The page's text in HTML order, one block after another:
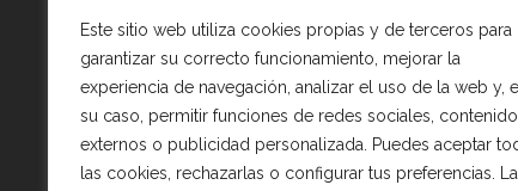
Este sitio web utiliza cookies propias y de terceros para
garantizar su correcto funcionamiento, mejorar la
experiencia de navegación, analizar el uso de la web y,
su caso, permitir funciones de redes sociales,
externos o publicidad personalizada. Puedes aceptar
las cookies, rechazarlas o configurar tus preferencias.